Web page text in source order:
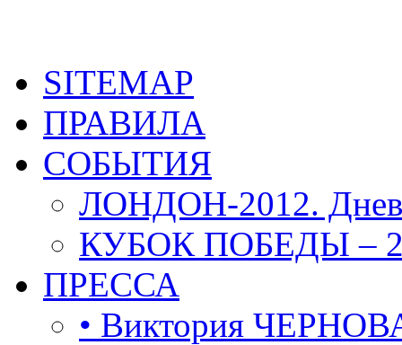
SITEMAP
ПРАВИЛА
СОБЫТИЯ
ЛОНДОН-2012.
КУБОК ПОБЕДЫ –
ПРЕССА
• Виктория